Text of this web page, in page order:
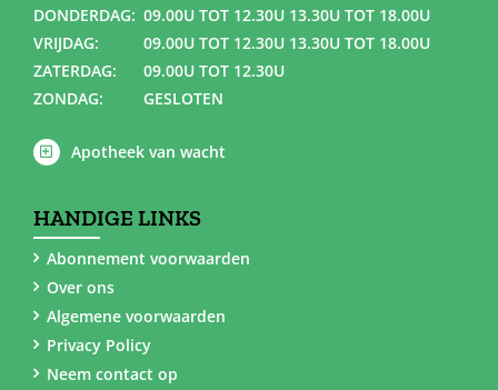
DONDERDAG: 09.00U TOT 12.30U 13.30U TOT 18.00U
VRIJDAG:
09.00U TOT 12.30U 13.30U TOT 18.00U
ZATERDAG:
09.00U TOT 12.30U
ZONDAG:
GESLOTEN
Apotheek van wacht
HANDIGE LINKS
Abonnement voorwaarden
Over ons
Algemene voorwaarden
Privacy Policy
Neem contact op